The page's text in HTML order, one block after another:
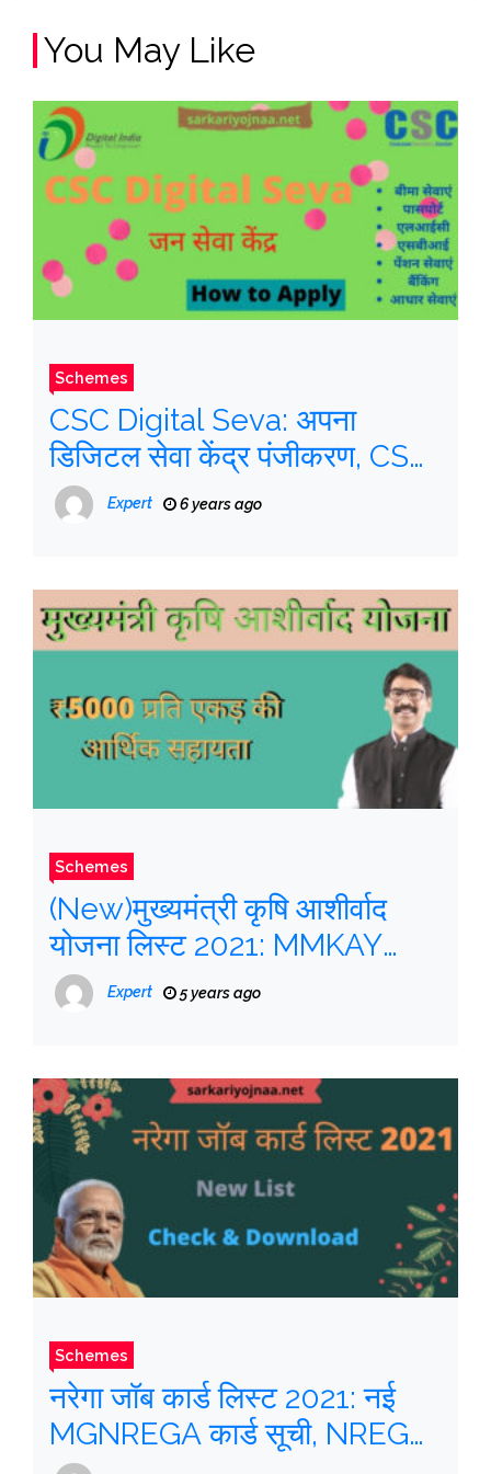
You May Like
Schemes
CSC Digital Seva: अपना
डिजिटल सेवा केंद्र पंजीकरण, CSC
ID रजिस्ट्रेशन, Check Details
Expert 6 years ago
Schemes
(New)मुख्यमंत्री कृषि आशीर्वाद
योजना लिस्ट 2021: MMKAY
आवेदन की स्थिति, Beneficiary
List
Expert 5 years ago
Schemes
नरेगा जॉब कार्ड लिस्ट 2021: नई
MGNREGA कार्ड सूची, NREGA